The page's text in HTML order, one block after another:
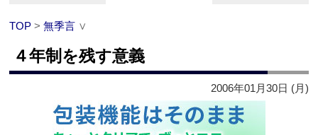
TOP >無季言 ∨
４年制を残す意義
2006年01月30日 (月)